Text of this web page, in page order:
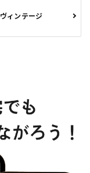
ヴィンテージ